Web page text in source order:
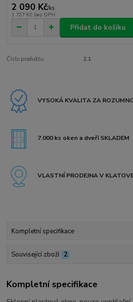
2 090 Kč/ks
1 727 Kč bez DPH
Přidat do košíku
Číslo produktu: 2.1
VYSOKÁ KVALITA ZA
7.000 ks oken a dveří SKLADEM
VLASTNÍ PRODEJNA V
Kompletní specifikace
Související zboží 2
Kompletní specifikace